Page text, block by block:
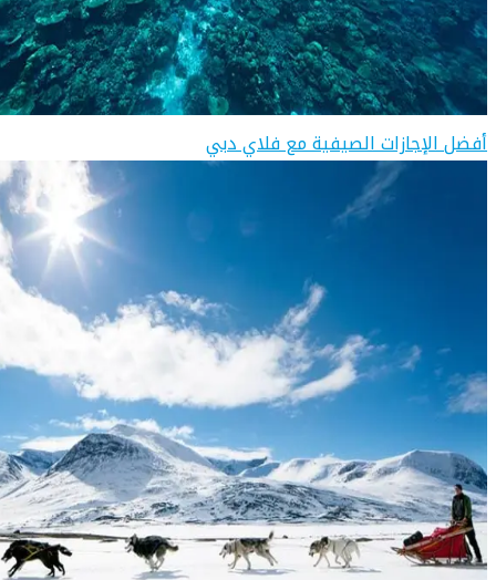
أفضل الإجازات الصيفية مع فلاي دبي